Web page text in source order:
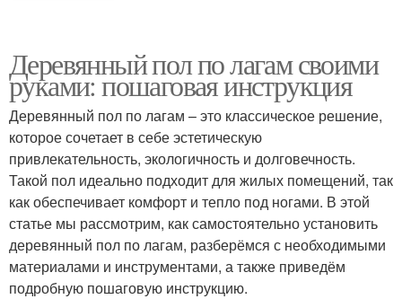
Деревянный пол по лагам своими
руками: пошаговая инструкция
Деревянный пол по лагам – это классическое решение,
которое сочетает в себе эстетическую
привлекательность, экологичность и долговечность.
Такой пол идеально подходит для жилых помещений, так
как обеспечивает комфорт и тепло под ногами. В этой
статье мы рассмотрим, как самостоятельно установить
деревянный пол по лагам, разберёмся с необходимыми
материалами и инструментами, а также приведём
подробную пошаговую инструкцию.